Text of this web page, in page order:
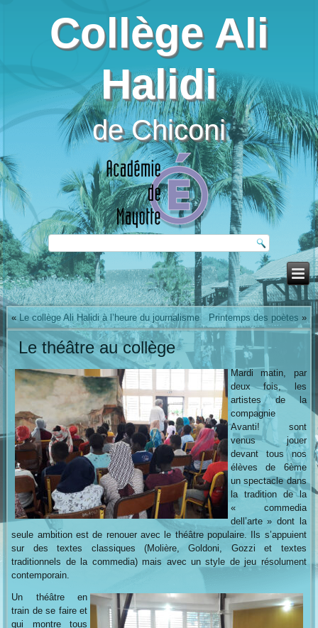
Collège Ali
Halidi
de Chiconi
« Le collège Ali Halidi à l’heure du journalisme Printemps des poètes »
Le théâtre au collège
Mardi matin, par
deux fois, les
artistes de la
compagnie
Avanti! sont
venus jouer
devant tous nos
élèves de 6ème
un spectacle dans
la tradition de la
« commedia
dell’arte » dont la
seule ambition est de renouer avec le théâtre populaire. Ils s’appuient
sur des textes classiques (Molière, Goldoni, Gozzi et textes
traditionnels de la commedia) mais avec un style de jeu résolument
contemporain.
Un théâtre en
train de se faire et
qui montre tous